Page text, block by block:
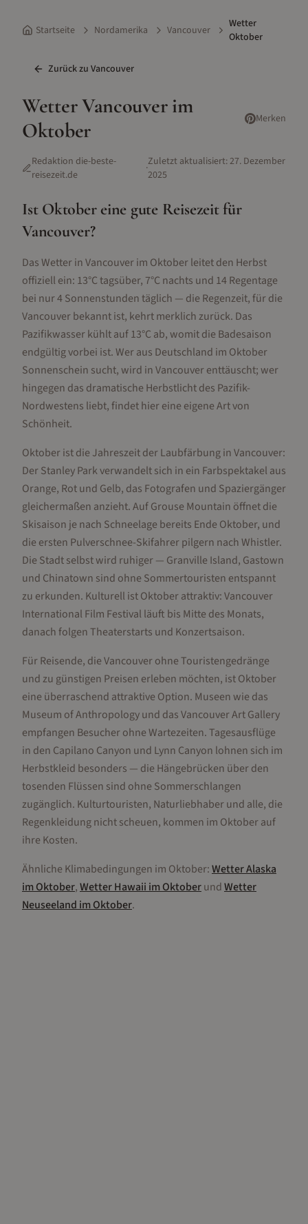
Startseite Nordamerika Vancouver
Wetter
Oktober
Zurück zu Vancouver
WetterVancouverim
Oktober
Merken
Redaktion die-beste-
reisezeit.de
·Zuletzt aktualisiert:27. Dezember
2025
Ist Oktobereine gute Reisezeit für
Vancouver?
Das Wetter in Vancouver im Oktober leitet den Herbst
offiziell ein: 13°C tagsüber, 7°C nachts und 14 Regentage
bei nur 4 Sonnenstunden täglich — die Regenzeit, für die
Vancouver bekannt ist, kehrt merklich zurück. Das
Pazifikwasser kühlt auf 13°C ab, womit die Badesaison
endgültig vorbei ist. Wer aus Deutschland im Oktober
Sonnenschein sucht, wird in Vancouver enttäuscht; wer
hingegen das dramatische Herbstlicht des Pazifik-
Nordwestens liebt, findet hier eine eigene Art von
Schönheit.
Oktober ist die Jahreszeit der Laubfärbung in Vancouver:
Der Stanley Park verwandelt sich in ein Farbspektakel aus
Orange, Rot und Gelb, das Fotografen und Spaziergänger
gleichermaßen anzieht. Auf Grouse Mountain öffnet die
Skisaison je nach Schneelage bereits Ende Oktober, und
die ersten Pulverschnee-Skifahrer pilgern nach Whistler.
Die Stadt selbst wird ruhiger — Granville Island, Gastown
und Chinatown sind ohne Sommertouristen entspannt
zu erkunden. Kulturell ist Oktober attraktiv: Vancouver
International Film Festival läuft bis Mitte des Monats,
danach folgen Theaterstarts und Konzertsaison.
Für Reisende, die Vancouver ohne Touristengedränge
und zu günstigen Preisen erleben möchten, ist Oktober
eine überraschend attraktive Option. Museen wie das
Museum of Anthropology und das Vancouver Art Gallery
empfangen Besucher ohne Wartezeiten. Tagesausflüge
in den Capilano Canyon und Lynn Canyon lohnen sich im
Herbstkleid besonders — die Hängebrücken über den
tosenden Flüssen sind ohne Sommerschlangen
zugänglich. Kulturtouristen, Naturliebhaber und alle, die
Regenkleidung nicht scheuen, kommen im Oktober auf
ihre Kosten.
Ähnliche Klimabedingungen im Oktober:WetterAlaska
imOktober,WetterHawaii imOktoberundWetter
Neuseeland imOktober.